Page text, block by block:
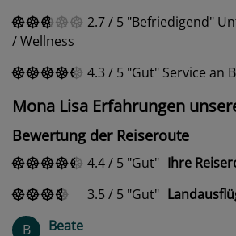
2.7/ 5 Befriedigend
/ Wellness
4.3 / 5 Gut Service an
Mona Lisa Erfahrungen
Bewertung der Reiseroute
4.4/ 5 Gut
Ihre
3.5/ 5 Gut
B
Beate